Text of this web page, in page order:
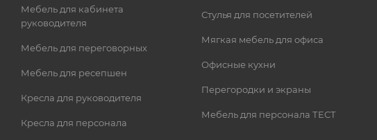
Мебель для кабинета
руководителя
Мебель для переговорных
Мебель для ресепшен
Кресла для руководителя
Кресла для персонала
Стулья для посетителей
Мягкая мебель для офиса
Офисные кухни
Перегородки и экраны
Мебель для персонала ТЕСТ